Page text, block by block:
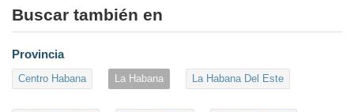
Buscar también en
Provincia
Centro Habana La Habana La Habana Del Este